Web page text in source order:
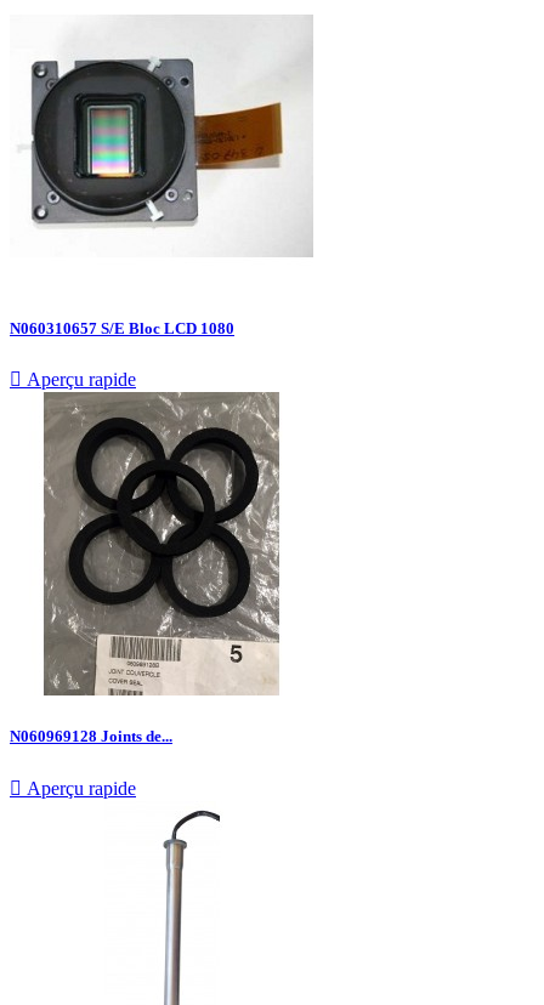
N060310657 S/E Bloc LCD 1080
 Aperçu rapide
N060969128 Joints de...
 Aperçu rapide